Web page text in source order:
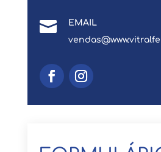

EMAIL